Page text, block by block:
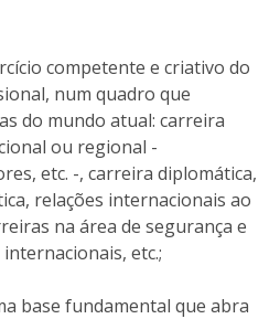
competente e criativo do
num quadro que
do mundo atual: carreira
ou regional -
etc. -, carreira diplomática,
relações internacionais ao
na área de segurança e
etc.;
base fundamental que abra